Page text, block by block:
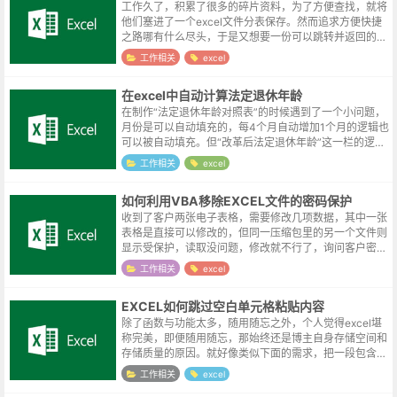
工作久了，积累了很多的碎片资料，为了方便查找，就将
他们塞进了一个excel文件分表保存。然而追求方便快捷
之路哪有什么尽头，于是又想要一份可以跳转并返回的目
录，自动将其他表格的表格名称汇总到目录表，并在分表
添加返回目录的按钮。这几天尝试...
工作相关 excel
在excel中自动计算法定退休年龄
在制作“法定退休年龄对照表”的时候遇到了一个小问题，
月份是可以自动填充的，每4个月自动增加1个月的逻辑也
可以被自动填充。但“改革后法定退休年龄”这一栏的逻辑
就稍微复杂了一点，依赖自动填充就不可取了。改革后法
定退休年龄“改革后法定退休年...
工作相关 excel
如何利用VBA移除EXCEL文件的密码保护
收到了客户两张电子表格，需要修改几项数据，其中一张
表格是直接可以修改的，但同一压缩包里的另一个文件则
显示受保护，读取没问题，修改就不行了，询问客户密码
也是一问三不知。无奈在51CTO找了这么一个暴力测试
的方案，程序会在成功后弹窗提示该...
工作相关 excel
EXCEL如何跳过空白单元格粘贴内容
除了函数与功能太多，随用随忘之外，个人觉得excel堪
称完美，即便随用随忘，那始终还是博主自身存储空间和
存储质量的原因。就好像类似下面的需求，把一段包含空
格的内容隔行穿插到左边的单元格内。明明是曾经操作过
的，但如何解决的却一下又想不起...
工作相关 excel